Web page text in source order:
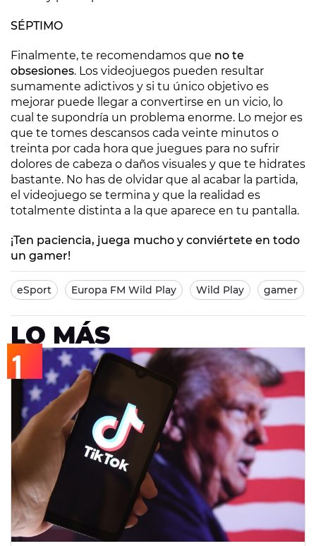
SÉPTIMO
Finalmente, te recomendamos que no te
obsesiones. Los videojuegos pueden resultar
sumamente adictivos y si tu único objetivo es
mejorar puede llegar a convertirse en un vicio, lo
cual te supondría un problema enorme. Lo mejor es
que te tomes descansos cada veinte minutos o
treinta por cada hora que juegues para no sufrir
dolores de cabeza o daños visuales y que te hidrates
bastante. No has de olvidar que al acabar la partida,
el videojuego se termina y que la realidad es
totalmente distinta a la que aparece en tu pantalla.
¡Ten paciencia, juega mucho y conviértete en todo
un gamer!
eSport Europa FM Wild Play Wild Play gamer
LO MÁS